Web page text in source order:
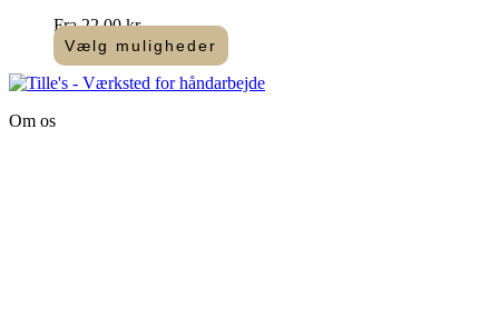
Mulighederne
kan
vælges
på
Fra22,00kr.
Vælg muligheder
Dette
vare
flere
Om os